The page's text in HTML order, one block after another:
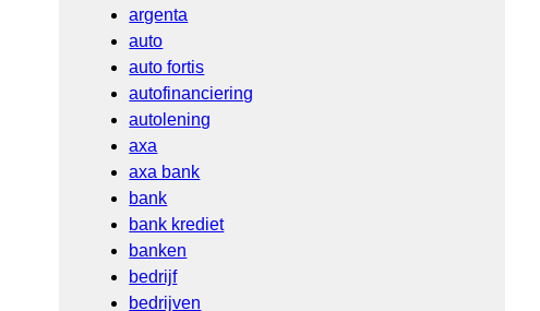
argenta
auto
auto fortis
autofinanciering
autolening
axa
axa bank
bank
bank krediet
banken
bedrijf
bedrijven